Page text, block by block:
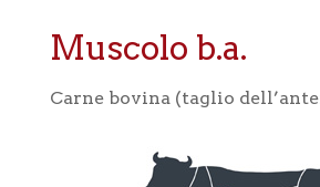
Muscolo b.a.
Carne bovina (taglio